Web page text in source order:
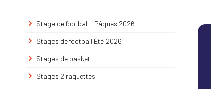
Stage de football - Pâques 2026
Stages de football Été 2026
Stages de basket
Stages 2 raquettes